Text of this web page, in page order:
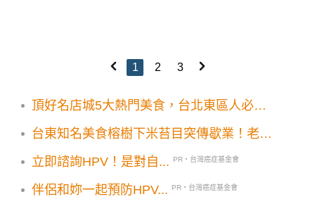
1 2 3
頂好名店城5大熱門美食，台北東區人必吃
台東知名美食榕樹下米苔目突傳歇業！老客
立即諮詢HPV！是對自...
PR・台灣癌症基金會
伴侶和妳一起預防HPV... PR・台灣癌症基金會